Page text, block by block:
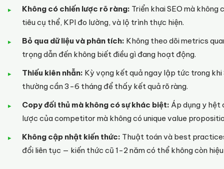
Không có chiến lược rõ ràng: Triển khai SEO mà không
tiêu cụ thể, KPI đo lường, và lộ trình thực hiện.
Bỏ qua dữ liệu và phân tích: Không theo dõi metrics
trọng dẫn đến không biết điều gì đang hoạt động.
Thiếu kiên nhẫn: Kỳ vọng kết quả ngay lập tức trong khi
thường cần 3-6 tháng để thấy kết quả rõ ràng.
Copy đối thủ mà không có sự khác biệt: Áp dụng y hệt
lược của competitor mà không có unique value
Không cập nhật kiến thức: Thuật toán và best
đổi liên tục — kiến thức cũ 1-2 năm có thể không còn